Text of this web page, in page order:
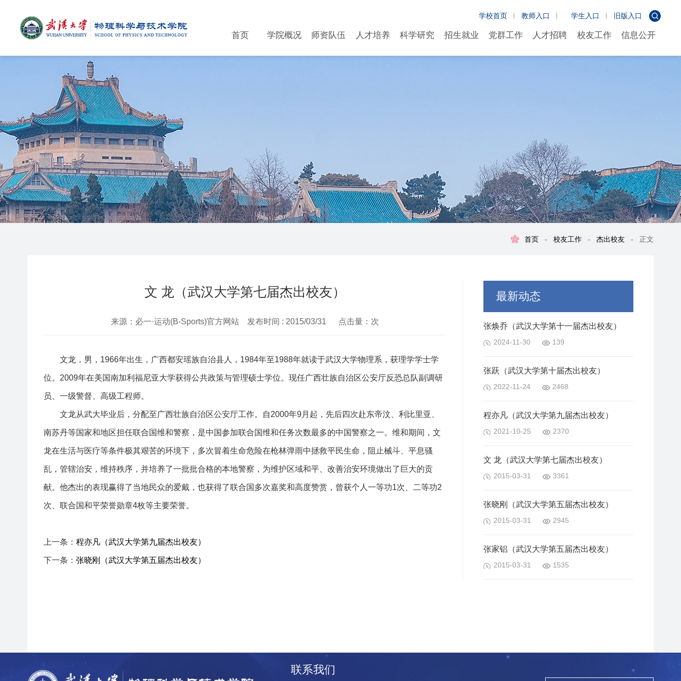
学校首页 教师入口 学生入口 旧版入口
首页
学院概况
师资队伍
人才培养
科学研究
招生就业
党群工作
人才招聘
校友工作
信息公开
首页 - 校友工作 - 杰出校友 - 正文
文 龙（武汉大学第七届杰出校友）
来源：必一·运动(B-Sports)官方网站 发布时间 : 2015/03/31 点击量： 次
文龙，男，1966年出生，广西都安瑶族自治县人，1984年至1988年就读于武汉大学物理系，获理学学士学
位。2009年在美国南加利福尼亚大学获得公共政策与管理硕士学位。现任广西壮族自治区公安厅反恐总队副调研
员、一级警督、高级工程师。
文龙从武大毕业后，分配至广西壮族自治区公安厅工作。自2000年9月起，先后四次赴东帝汶、利比里亚、
南苏丹等国家和地区担任联合国维和警察，是中国参加联合国维和任务次数最多的中国警察之一。维和期间，文
龙在生活与医疗等条件极其艰苦的环境下，多次冒着生命危险在枪林弹雨中拯救平民生命，阻止械斗、平息骚
乱，管辖治安，维持秩序，并培养了一批批合格的本地警察，为维护区域和平、改善治安环境做出了巨大的贡
献。他杰出的表现赢得了当地民众的爱戴，也获得了联合国多次嘉奖和高度赞赏，曾获个人一等功1次、二等功2
次、联合国和平荣誉勋章4枚等主要荣誉。
上一条：程亦凡（武汉大学第九届杰出校友）
下一条：张晓刚（武汉大学第五届杰出校友）
最新动态
张焕乔（武汉大学第十一届杰出校友）
2024-11-30 139
张跃（武汉大学第十届杰出校友）
2022-11-24 2468
程亦凡（武汉大学第九届杰出校友）
2021-10-25 2370
文 龙（武汉大学第七届杰出校友）
2015-03-31 3361
张晓刚（武汉大学第五届杰出校友）
2015-03-31 2945
张家铝（武汉大学第五届杰出校友）
2015-03-31 1535
联系我们